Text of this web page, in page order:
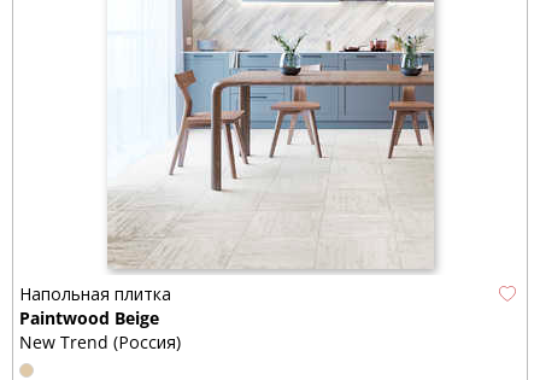
Напольная плитка
Paintwood Beige
New Trend (Россия)